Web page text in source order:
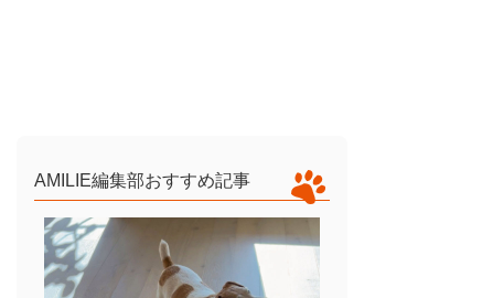
AMILIE編集部おすすめ記事